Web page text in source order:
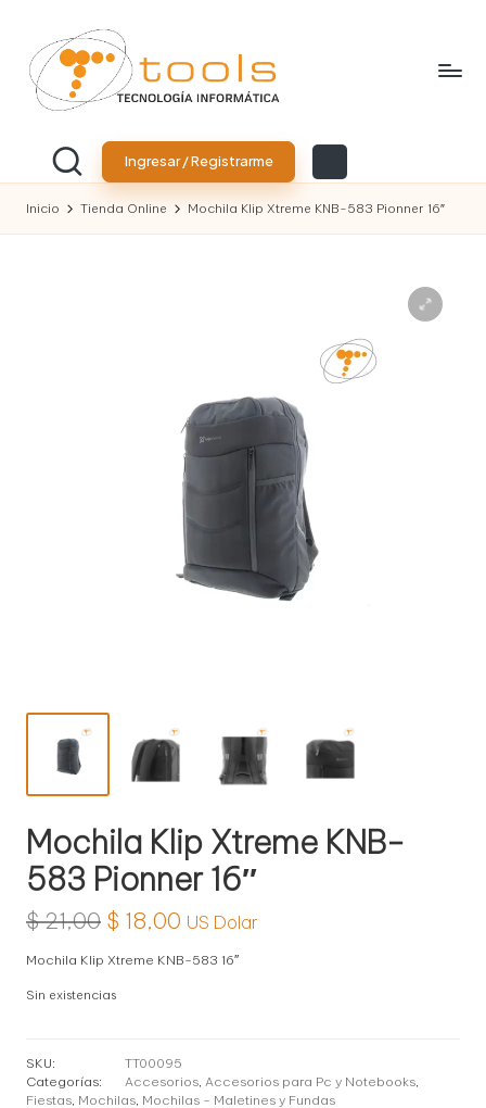
contenido
o
l
tienda
tecnología
Ingresar / Registrarme
Inicio Tienda Online Mochila Klip Xtreme KNB-583 Pionner 16″
Mochila Klip Xtreme KNB-
583 Pionner 16″
$21,00 El
precio
original
$ 21,00.
$ 18,00 El
precio
$ 18,00.
US Dolar
Mochila Klip Xtreme KNB-583 16″
Sin existencias
SKU:
TT00095
Categorías:
Accesorios, Accesorios para Pc y Notebooks,
Fiestas, Mochilas, Mochilas - Maletines y Fundas